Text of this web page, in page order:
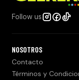
Follow us
NOSOTROS
Contacto
Términos y